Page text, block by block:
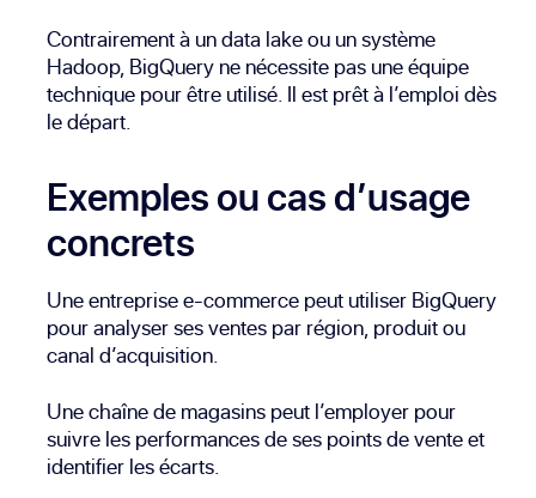
Contrairement à un data lake ou un système
Hadoop, BigQuery ne nécessite pas une équipe
technique pour être utilisé. Il est prêt à l’emploi dès
le départ.
Exemples ou cas d’usage
concrets
Une entreprise e-commerce peut utiliser BigQuery
pour analyser ses ventes par région, produit ou
canal d’acquisition.
Une chaîne de magasins peut l’employer pour
suivre les performances de ses points de vente et
identifier les écarts.